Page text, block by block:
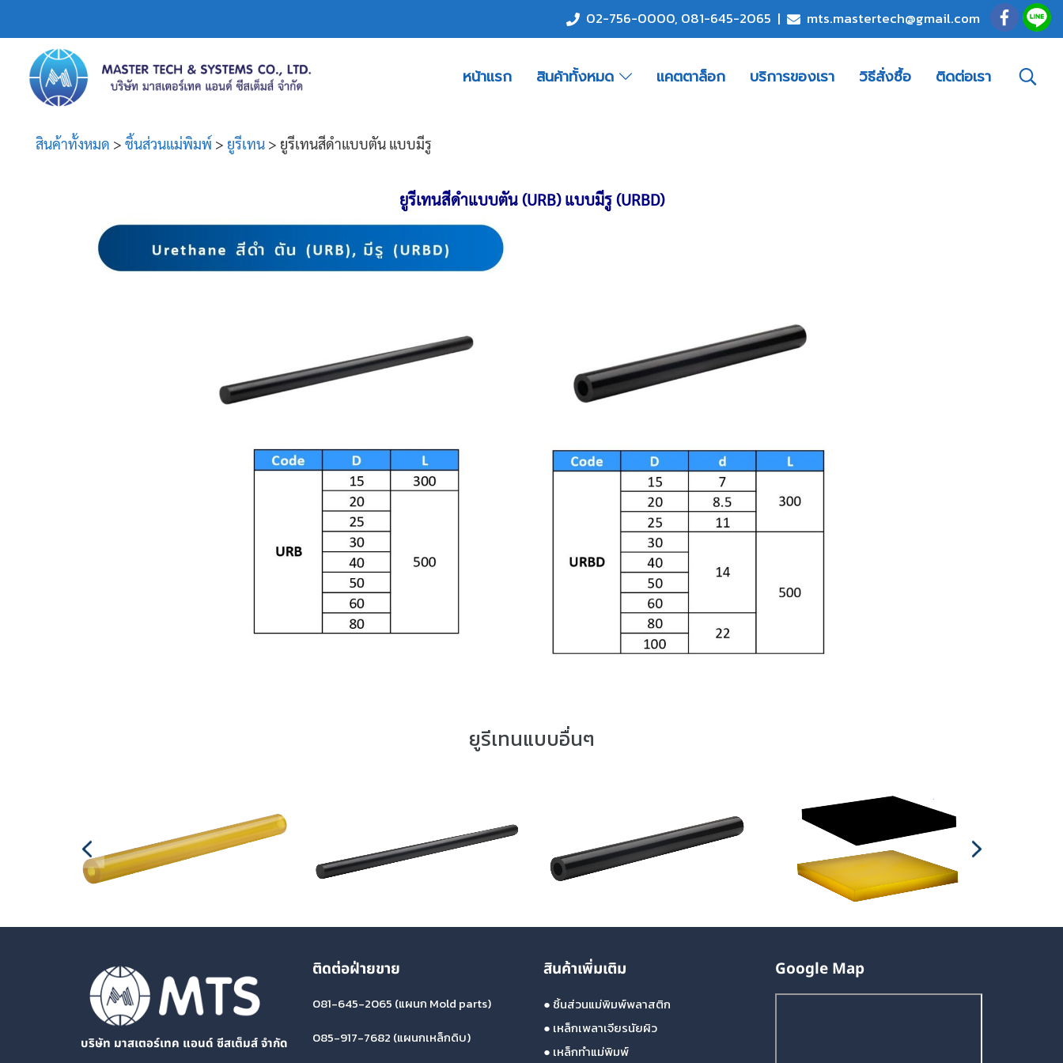
02-756-0000, 081-645-2065 | mts.mastertech@gmail.com
หน้าแรก สินค้าทั้งหมด แคตตาล็อก บริการของเรา วิธีสั่งซื้อ ติดต่อเรา
สินค้าทั้งหมด > ชิ้นส่วนแม่พิมพ์ > ยูรีเทน > ยูรีเทนสีดำแบบตัน แบบมีรู
ยูรีเทนสีดำแบบตัน (URB) แบบมีรู (URBD)
ยูรีเทนแบบอื่นๆ
บริษัท มาสเตอร์เทค แอนด์ ซีสเต็มส์ จำกัด
ติดต่อฝ่ายขาย
081-645-2065 (แผนก Mold parts)
085-917-7682 (แผนกเหล็กดิบ)
สินค้าเพิ่มเติม
● ชิ้นส่วนแม่พิมพ์พลาสติก
● เหล็กเพลาเจียรนัยผิว
● เหล็กทำแม่พิมพ์
Google Map